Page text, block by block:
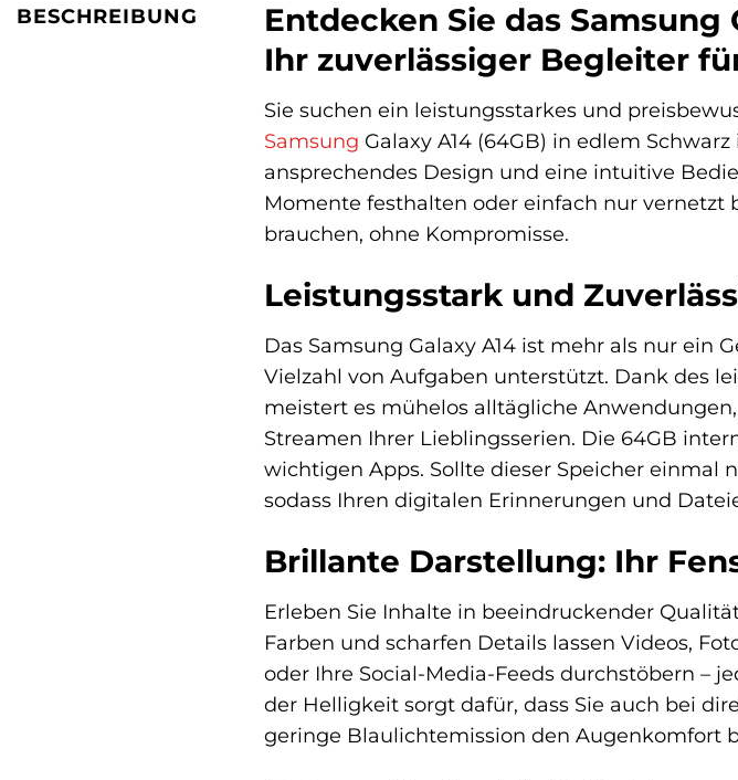
BESCHREIBUNG
Entdecken Sie das Samsung
Ihr zuverlässiger Begleiter
Sie suchen ein leistungsstarkes und
Samsung Galaxy A14 (64GB) in edlem
ansprechendes Design und eine intuitive
Momente festhalten oder einfach nur vernetzt
brauchen, ohne Kompromisse.
Leistungsstark und
Das Samsung Galaxy A14 ist mehr als nur ein
Vielzahl von Aufgaben unterstützt. Dank des
meistert es mühelos alltägliche
Streamen Ihrer Lieblingsserien. Die 64GB
wichtigen Apps. Sollte dieser Speicher einmal
sodass Ihren digitalen Erinnerungen und
Brillante Darstellung: Ihr
Erleben Sie Inhalte in beeindruckender
Farben und scharfen Details lassen Videos,
oder Ihre Social-Media-Feeds durchstöbern –
der Helligkeit sorgt dafür, dass Sie auch bei
geringe Blaulichtemission den Augenkomfort